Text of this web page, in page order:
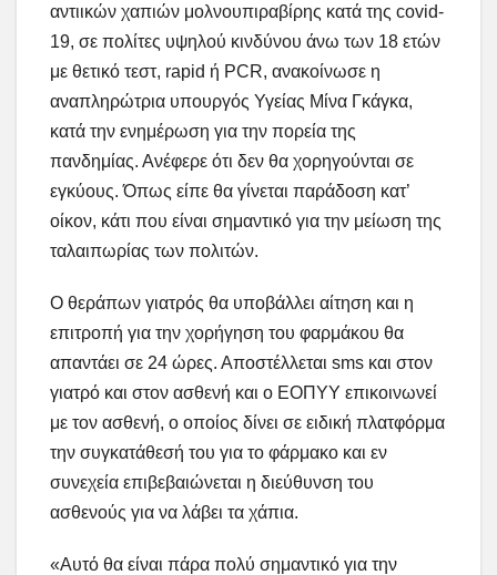
αντιικών χαπιών μολνουπιραβίρης κατά της covid-
19, σε πολίτες υψηλού κινδύνου άνω των 18 ετών
με θετικό τεστ, rapid ή PCR, ανακοίνωσε η
αναπληρώτρια υπουργός Υγείας Μίνα Γκάγκα,
κατά την ενημέρωση για την πορεία της
πανδημίας. Ανέφερε ότι δεν θα χορηγούνται σε
εγκύους. Όπως είπε θα γίνεται παράδοση κατ’
οίκον, κάτι που είναι σημαντικό για την μείωση της
ταλαιπωρίας των πολιτών.
Ο θεράπων γιατρός θα υποβάλλει αίτηση και η
επιτροπή για την χορήγηση του φαρμάκου θα
απαντάει σε 24 ώρες. Αποστέλλεται sms και στον
γιατρό και στον ασθενή και ο ΕΟΠΥΥ επικοινωνεί
με τον ασθενή, ο οποίος δίνει σε ειδική πλατφόρμα
την συγκατάθεσή του για το φάρμακο και εν
συνεχεία επιβεβαιώνεται η διεύθυνση του
ασθενούς για να λάβει τα χάπια.
«Αυτό θα είναι πάρα πολύ σημαντικό για την